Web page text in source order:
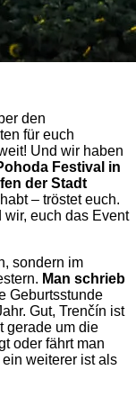
den
für euch
Und wir haben
Festival in
der Stadt
– tröstet euch.
wir, euch das Event
sondern im
Man schrieb
Geburtsstunde
Gut, Trenčín ist
gerade um die
oder fährt man
weiterer ist als